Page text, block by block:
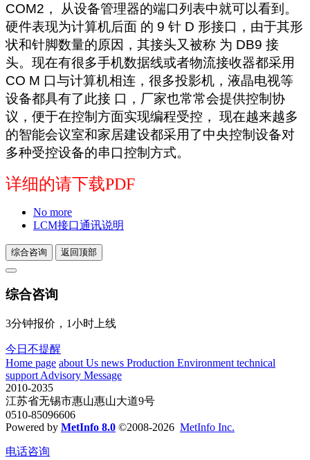
COM2 ， 从设备管理器的端口列表中就可以看到。
硬件表现为计算机后面 的 9 针 D 形接口，由于其形
状和针脚数量的原因，其接头又被称 为 DB9 接
头。现在有很多手机数据线或者物流接收器都采用
CO M 口与计算机相连，很多投影机，液晶电视等
设备都具有了此接 口，厂家也常常会提供控制协
议，便于在控制方面实现编程受控， 现在越来越多
的智能会议室和家居建设都采用了中央控制设备对
多种受控设备的串口控制方式。
详细的请下载PDF
No more
LCM接口通讯说明
综合咨询 返回顶部
综合咨询
3分钟报价，1小时上线
今日不提醒
Home page about Us news Production Environment technical
support Advisory Message
2010-2035
江苏省无锡市惠山惠山大道9号
0510-85096606
Powered by MetInfo 8.0 ©2008-2026 MetInfo Inc.
电话咨询